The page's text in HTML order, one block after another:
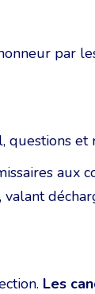
par
questions et
aux
valant
Les